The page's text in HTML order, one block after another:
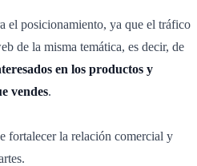
el posicionamiento, ya que el tráfico
de la misma temática, es decir, de
en los productos y
vendes.
fortalecer la relación comercial y